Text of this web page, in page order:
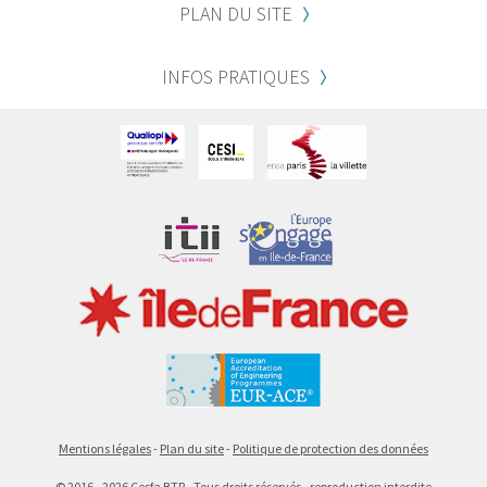
PLAN DU SITE
INFOS PRATIQUES
Mentions légales Plan du site Politique de protection des données